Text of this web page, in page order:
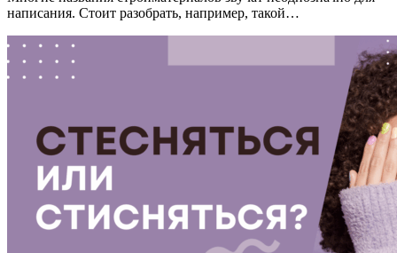
написания. Стоит разобрать, например, такой…